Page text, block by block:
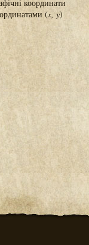
координати
(x, y)